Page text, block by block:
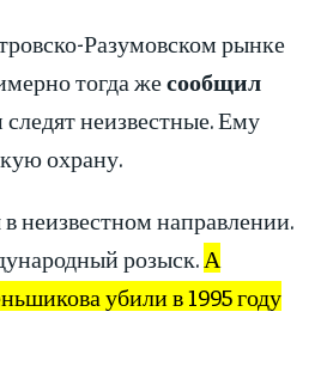
Разумовском рынке
тогда жесообщил
неизвестные. Ему
охрану.
неизвестном направлении.
розыск. А
убили в 1995 году